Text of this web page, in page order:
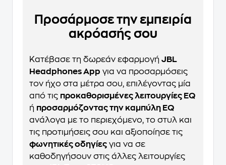
Προσάρμοσε την εμπειρία
ακρόασής σου
Κατέβασε τη δωρεάν εφαρμογή JBL
Headphones App για να προσαρμόσεις
τον ήχο στα μέτρα σου, επιλέγοντας μία
από τις προκαθορισμένες λειτουργίες EQ
ή προσαρμόζοντας την καμπύλη EQ
ανάλογα με το περιεχόμενο, το στυλ και
τις προτιμήσεις σου και αξιοποίησε τις
φωνητικές οδηγίες για να σε
καθοδηγήσουν στις άλλες λειτουργίες